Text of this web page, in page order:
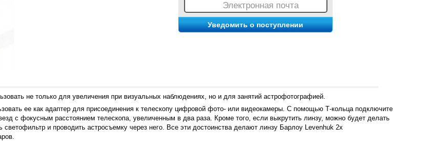
Электронная почта
не только для увеличения при визуальных наблюдениях, но и для занятий астрофотографией.
ее как адаптер для присоединения к телескопу цифровой фото- или видеокамеры. С помощью Т-кольца подключите
с фокусным расстоянием телескопа, увеличенным в два раза. Кроме того, если выкрутить линзу, можно будет делать
и проводить астросъемку через него. Все эти достоинства делают линзу Барлоу Levenhuk 2x